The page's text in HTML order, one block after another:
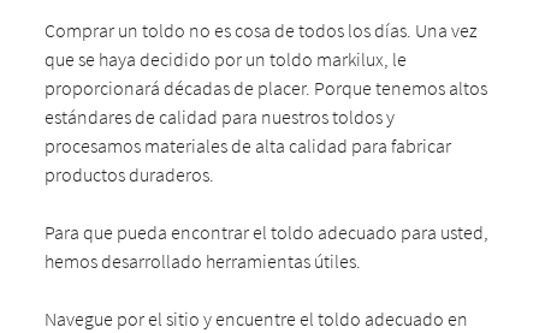
Comprar un toldo no es cosa de todos los días. Una vez
que se haya decidido por un toldo markilux, le
proporcionará décadas de placer. Porque tenemos altos
estándares de calidad para nuestros toldos y
procesamos materiales de alta calidad para fabricar
productos duraderos.
Para que pueda encontrar el toldo adecuado para usted,
hemos desarrollado herramientas útiles.
Navegue por el sitio y encuentre el toldo adecuado en